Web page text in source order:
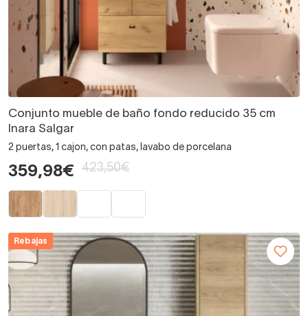
Conjunto mueble de baño fondo reducido 35 cm
Inara Salgar
2 puertas, 1 cajon, con patas, lavabo de porcelana
359,98€ 423,50€
Rebajas